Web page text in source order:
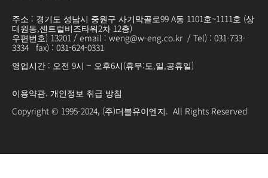
주소 : 경기도 성남시 중원구 사기막골로99 A동 1101호~1111호 (상
대원동,센트럴비즈타워2차 12층)
우편번호) 13201 / email : weng@w-eng.co.kr / Tel) : 031-733-
3334 fax) : 031-624-0331
영업시간 : 오전 9시 – 오후6시(휴무:토,일,공휴일)
이용약관. 개인정보 취급 방침
Copyright © 1995-2024, (주)더블유이엔지. All Rights Reserved